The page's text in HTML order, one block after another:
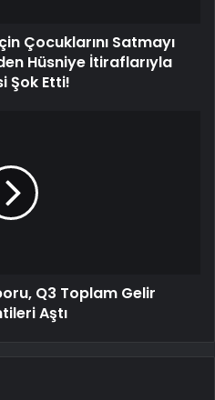
Çocuklarını Satmayı
Hüsniye İtiraflarıyla
Şok Etti!
Q3 Toplam Gelir
Aştı